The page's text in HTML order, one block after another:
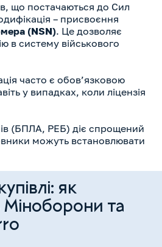
що постачаються до Сил
– присвоєння
(NSN). Це дозволяє
в систему військового
часто є обов’язковою
у випадках, коли ліцензія
(БПЛА, РЕБ) діє спрощений
можуть встановлювати
як
та